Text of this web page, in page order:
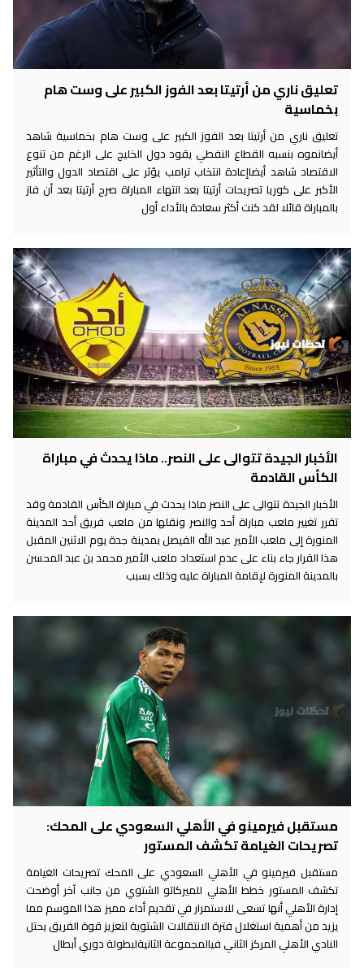
تعليق ناري من أرتيتا بعد الفوز الكبير على وست هام
بخماسية
تعليق ناري من أرتيتا بعد الفوز الكبير على وست هام بخماسية شاهد
أيضانموه بنسبه القطاع النفطي يقود دول الخليج على الرغم من تنوع
الاقتصاد شاهد أيضاإعادة انتخاب ترامب يؤثر على اقتصاد الدول والتأثير
الأكبر على كوريا تصريحات أرتيتا بعد انتهاء المباراة صرح أرتيتا بعد أن فاز
بالمباراة قائلا لقد كنت أكثر سعادة بالأداء أول
الأخبار الجيدة تتوالى على النصر.. ماذا يحدث في مباراة
الكأس القادمة
الأخبار الجيدة تتوالى على النصر ماذا يحدث في مباراة الكأس القادمة وقد
تقرر تغيير ملعب مباراة أحد والنصر ونقلها من ملعب فريق أحد المدينة
المنورة إلى ملعب الأمير عبد الله الفيصل بمدينة جدة يوم الاثنين المقبل
هذا القرار جاء بناء على عدم استعداد ملعب الأمير محمد بن عبد المحسن
بالمدينة المنورة لإقامة المباراة عليه وذلك بسبب
مستقبل فيرمينو في الأهلي السعودي على المحك:
تصريحات الغيامة تكشف المستور
مستقبل فيرمينو في الأهلي السعودي على المحك تصريحات الغيامة
تكشف المستور خطط الأهلي للميركاتو الشتوي من جانب آخر أوضحت
إدارة الأهلي أنها تسعى للاستمرار في تقديم أداء مميز هذا الموسم مما
يزيد من أهمية استغلال فترة الانتقالات الشتوية لتعزيز قوة الفريق يحتل
النادي الأهلي المركز الثاني فيالمجموعة الثانيةلبطولة دوري أبطال